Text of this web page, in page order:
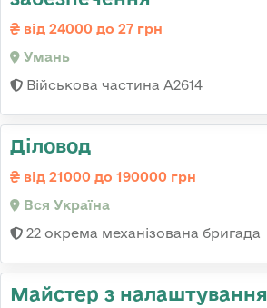
від 24000 до 27 грн
Умань
Військова частина А2614
Діловод
від 21000 до 190000 грн
Вся Україна
22 окрема механізована бригада
Майстер з налаштування